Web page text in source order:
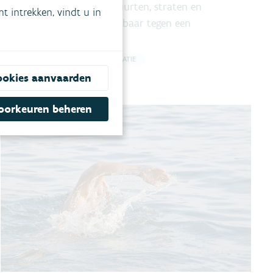
maatregelen maken buurten, straten en
publieke ruimtes weerbaar tegen een
KLIMAATADAPTATIE
intrekken, vindt u in
aanvaarden
beheren